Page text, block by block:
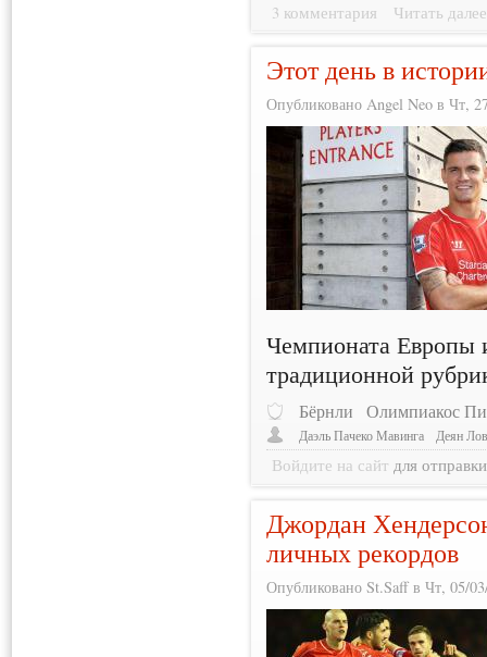
3 комментария Читать далее
Этот день в
Опубликовано Angel Neo в Чт,
Чемпионата Европы
традиционной
Бёрнли Олимпиакос
Даэль Пачеко Мавинга Деян
Войдите на сайт для
Джордан
личных рекордов
Опубликовано St.Saff в Чт, 05/